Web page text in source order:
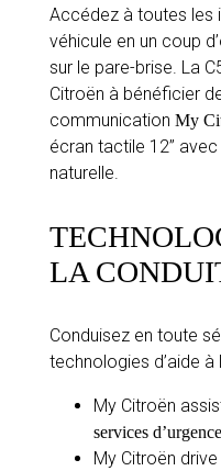
Accédez à toutes les
véhicule en un coup
sur le pare-brise. La
Citroën à bénéficier
communication My
écran tactile 12’’
naturelle.
LA
Conduisez en toute
technologies d’aide
My Citroën
services
My Citroën